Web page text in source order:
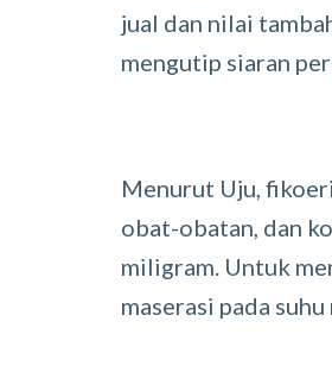
jual dan nilai
mengutip siaran
Menurut Uju,
obat-obatan, dan
miligram. Untuk
maserasi pada